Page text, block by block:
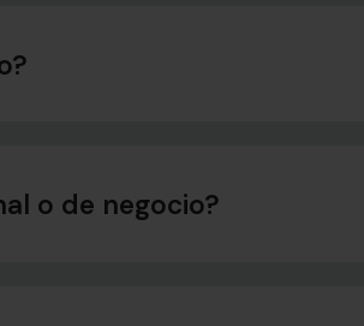
o de negocio?